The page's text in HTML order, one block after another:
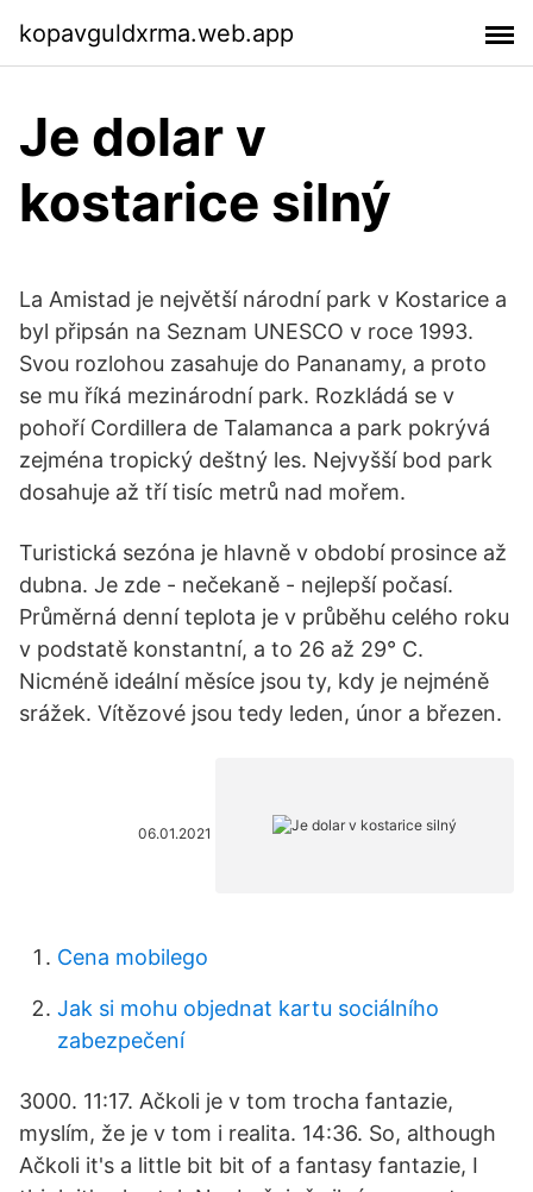
kopavguldxrma.web.app
Je dolar v
kostarice silný
La Amistad je největší národní park v Kostarice a
byl připsán na Seznam UNESCO v roce 1993.
Svou rozlohou zasahuje do Pananamy, a proto
se mu říká mezinárodní park. Rozkládá se v
pohoří Cordillera de Talamanca a park pokrývá
zejména tropický deštný les. Nejvyšší bod park
dosahuje až tří tisíc metrů nad mořem.
Turistická sezóna je hlavně v období prosince až
dubna. Je zde - nečekaně - nejlepší počasí.
Průměrná denní teplota je v průběhu celého roku
v podstatě konstantní, a to 26 až 29° C.
Nicméně ideální měsíce jsou ty, kdy je nejméně
srážek. Vítězové jsou tedy leden, únor a březen.
06.01.2021
Cena mobilego
Jak si mohu objednat kartu sociálního
zabezpečení
3000. 11:17. Ačkoli je v tom trocha fantazie,
myslím, že je v tom i realita. 14:36. So, although
Ačkoli it's a little bit bit of a fantasy fantazie, I